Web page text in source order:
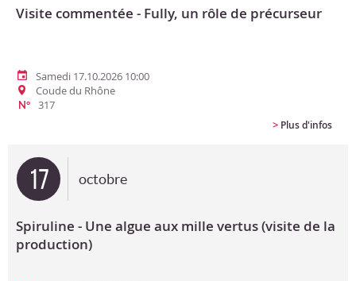
Visite commentée - Fully, un rôle de précurseur
Samedi 17.10.2026 10:00
Coude du Rhône
N°
317
> Plus d'infos
17 octobre
Spiruline - Une algue aux mille vertus (visite de la
production)